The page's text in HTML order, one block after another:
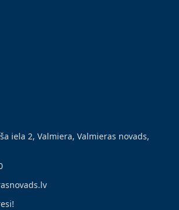
iela 2, Valmiera, Valmieras novads,